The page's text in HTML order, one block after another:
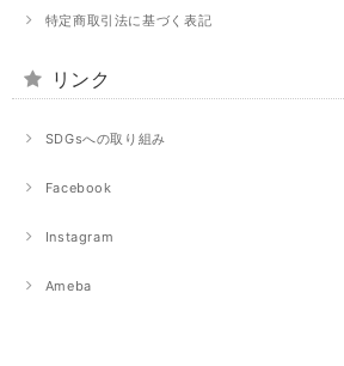
特定商取引法に基づく表記
リンク
SDGsへの取り組み
Facebook
Instagram
Ameba